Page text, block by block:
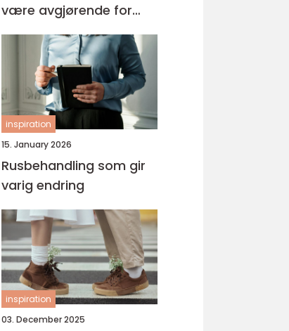
være avgjørende for
hverdagsmestring
inspiration
15. January 2026
Rusbehandling som gir
varig endring
inspiration
03. December 2025